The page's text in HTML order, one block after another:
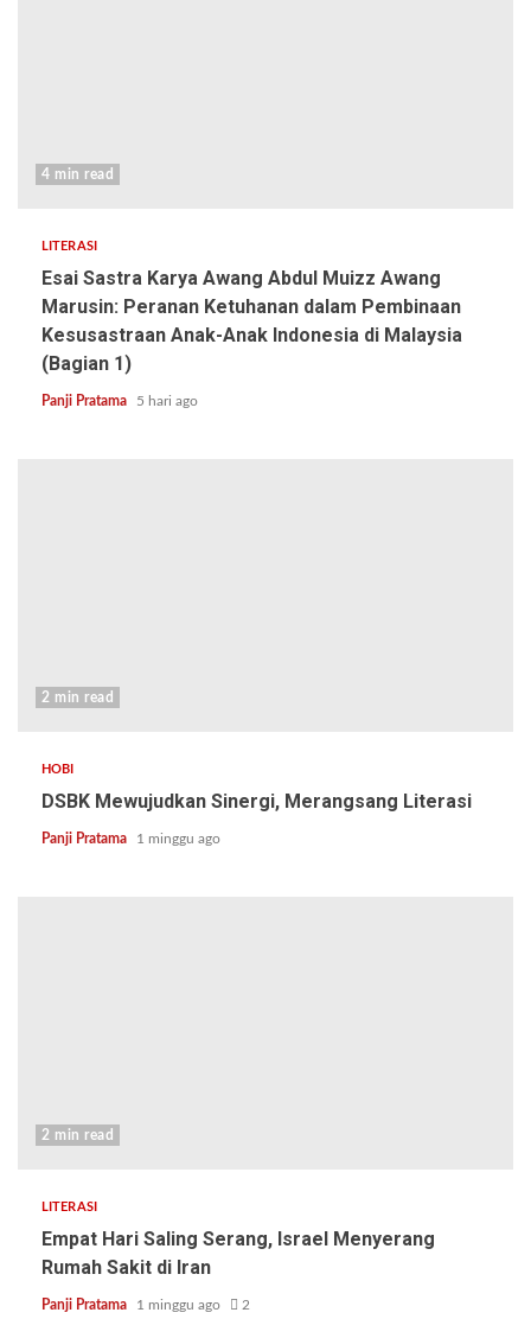
4 min read
LITERASI
Esai Sastra Karya Awang Abdul Muizz Awang
Marusin: Peranan Ketuhanan dalam Pembinaan
Kesusastraan Anak-Anak Indonesia di Malaysia
(Bagian 1)
Panji Pratama 5 hari ago
2 min read
HOBI
DSBK Mewujudkan Sinergi, Merangsang Literasi
Panji Pratama 1 minggu ago
2 min read
LITERASI
Empat Hari Saling Serang, Israel Menyerang
Rumah Sakit di Iran
Panji Pratama 1 minggu ago 2